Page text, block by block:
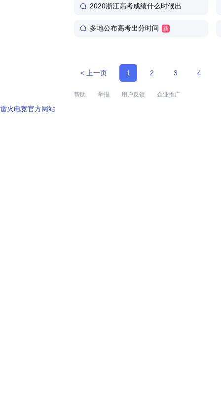
2020浙江高考成绩什么时候出
多地公布高考出分时间 新
< 上一页 1 2 3 4
帮助 举报 用户反馈 企业推广
雷火电竞官方网站